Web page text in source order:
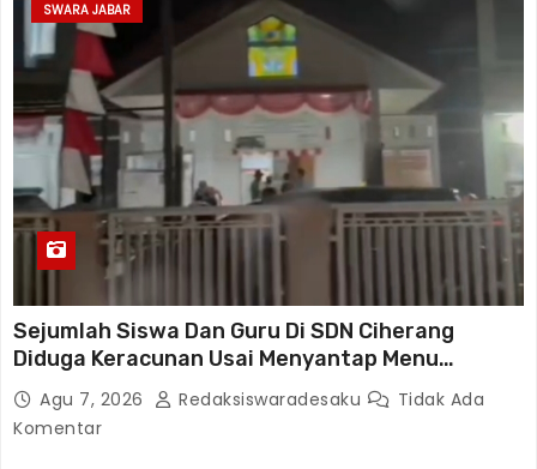
SWARA JABAR
Sejumlah Siswa Dan Guru Di SDN Ciherang
Diduga Keracunan Usai Menyantap Menu
Program MBG, Puluhan Korban Dirawat Di
Puskesmas
Agu 7, 2026 Redaksiswaradesaku
Tidak Ada
Komentar